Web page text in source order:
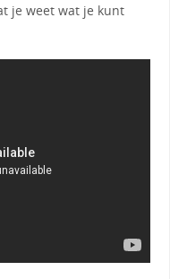
je weet wat je kunt